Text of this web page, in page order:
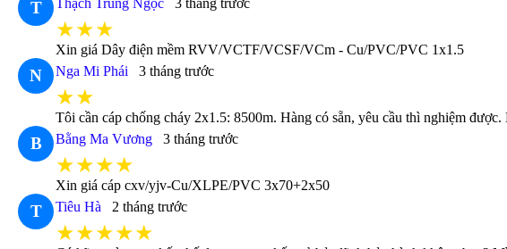
T Thạch Trung Ngọc 3 tháng trước
★★★
Xin giá Dây điện mềm RVV/VCTF/VCSF/VCm - Cu/PVC/PVC 1x1.5
N Nga Mi Phái 3 tháng trước
★★
Tôi cần cáp chống cháy 2x1.5: 8500m. Hàng có sẵn, yêu cầu thì nghiệm
B Bằng Ma Vương 3 tháng trước
★★★★
Xin giá cáp cxv/yjv-Cu/XLPE/PVC 3x70+2x50
T Tiêu Hà 2 tháng trước
★★★★★